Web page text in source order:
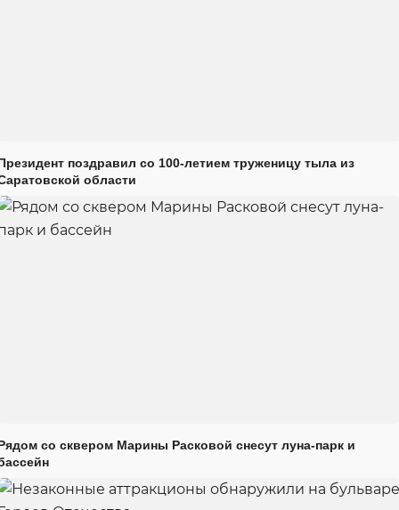
поздравил со 100-летием труженицу тыла из
области
со сквером Марины Расковой снесут луна-парк и